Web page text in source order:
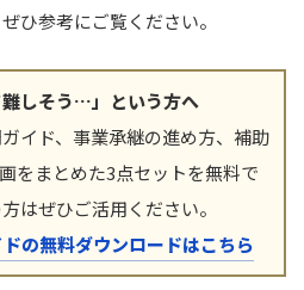
ひ参考にご覧ください。
しそう…」という方へ
イド、事業承継の進め方、補助
をまとめた3点セットを無料で
はぜひご活用ください。
の無料ダウンロードはこちら